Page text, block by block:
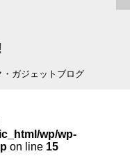
ガジェットブログ
wp/wp-
on line 15